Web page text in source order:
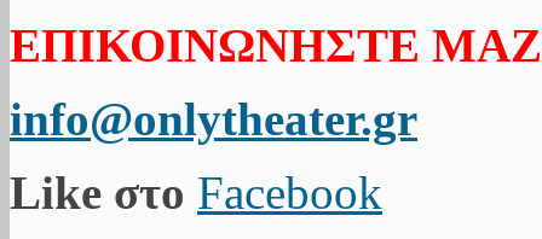
ΕΠΙΚΟΙΝΩΝΗΣΤΕ
info@onlytheater.gr
Like στο Facebook